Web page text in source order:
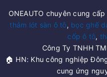
ONEAUTO chuyên cung
thảm lót sàn ô tô, bọc ghế
cốp ô tô,
Công Ty TNHH
🏠 HN: Khu công nghiệp
cung ứng